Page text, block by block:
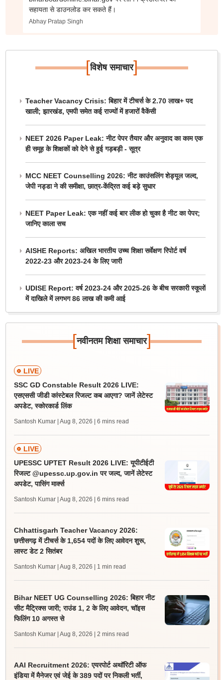
सहायता से डाउनलोड कर सकते हैं।
Abhay Pratap Singh
[विशेष समाचार]
Teacher Vacancy Crisis: बिहार में टीचर्स के 2.70 लाख+ पद
खाली; झारखंड, एमपी समेत कई राज्यों में हजारों वैकेंसी
NEET 2026 Paper Leak: नीट पेपर तैयार और अनुवाद का काम एक
ही समूह के शिक्षकों को देने से हुई गड़बड़ी - सूत्र
MCC NEET Counselling 2026: नीट काउंसलिंग शेड्यूल जल्द,
जेपी नड्डा ने की समीक्षा, छात्र-केंद्रित कई बड़े सुधार
NEET Paper Leak: एक नहीं कई बार लीक हो चुका है नीट का पेपर;
जानिए काला सच
AISHE Reports: अखिल भारतीय उच्च शिक्षा सर्वेक्षण रिपोर्ट वर्ष
2022-23 और 2023-24 के लिए जारी
UDISE Report: वर्ष 2023-24 और 2025-26 के बीच सरकारी स्कूलों
में दाखिले में लगभग 86 लाख की कमी आई
[नवीनतम शिक्षा समाचार]
LIVE
SSC GD Constable Result 2026 LIVE:
एसएससी जीडी कांस्टेबल रिजल्ट कब आएगा? जानें लेटेस्ट
अपडेट, स्कोरकार्ड लिंक
Santosh Kumar | Aug 8, 2026 | 6 mins read
LIVE
UPESSC UPTET Result 2026 LIVE: यूपीटीईटी
रिजल्ट @upessc.up.gov.in पर जल्द, जानें लेटेस्ट
अपडेट, पासिंग मार्क्स
Santosh Kumar | Aug 8, 2026 | 6 mins read
Chhattisgarh Teacher Vacancy 2026:
छत्तीसगढ़ में टीचर्स के 1,654 पदों के लिए आवेदन शुरू,
लास्ट डेट 2 सितंबर
Santosh Kumar | Aug 8, 2026 | 1 min read
Bihar NEET UG Counselling 2026: बिहार नीट
सीट मैट्रिक्स जारी; राउंड 1, 2 के लिए आवेदन, चॉइस
फिलिंग 10 अगस्त से
Santosh Kumar | Aug 8, 2026 | 2 mins read
AAI Recruitment 2026: एयरपोर्ट अथॉरिटी ऑफ
इंडिया में मैनेजर एवं जेई के 389 पदों पर निकली भर्ती,